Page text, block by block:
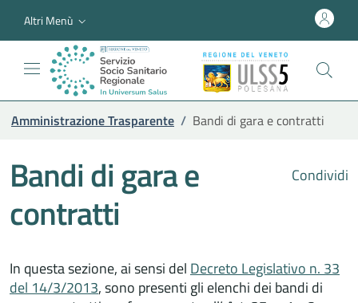
Altri Menù
Amministrazione Trasparente / Bandi di gara e contratti
Condividi
Bandi di gara e
contratti
In questa sezione, ai sensi del Decreto Legislativo n. 33
del 14/3/2013, sono presenti gli elenchi dei bandi di